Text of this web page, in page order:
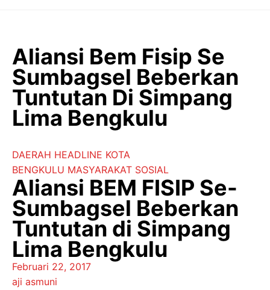
Aliansi Bem Fisip Se
Sumbagsel Beberkan
Tuntutan Di Simpang
Lima Bengkulu
DAERAH HEADLINE KOTA
BENGKULU MASYARAKAT SOSIAL
Aliansi BEM FISIP Se-
Sumbagsel Beberkan
Tuntutan di Simpang
Lima Bengkulu
Februari 22, 2017
aji asmuni